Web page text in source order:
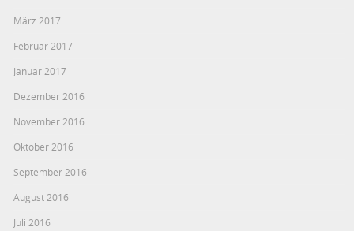
März 2017
Februar 2017
Januar 2017
Dezember 2016
November 2016
Oktober 2016
September 2016
August 2016
Juli 2016